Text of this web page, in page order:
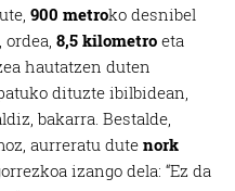
900 metroko desnibel
ordea,8,5 kilometro eta
hautatzen duten
dituzte ibilbidean,
bakarra. Bestalde,
aurreratu dutenork
izango dela: “Ez da